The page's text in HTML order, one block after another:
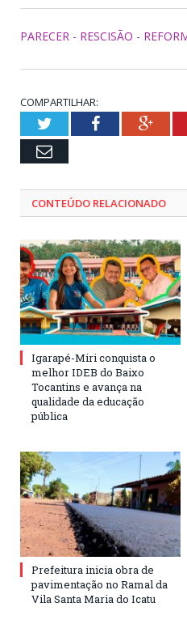
PARECER - RESCISÃO -
COMPARTILHAR:
TwitterFacebook
Email
CONTEÚDO RELACIONADO
Igarapé-Miri conquista o
melhor IDEB do Baixo
Tocantins e avança na
qualidade da educação
pública
Prefeitura inicia obra de
pavimentação no Ramal da
Vila Santa Maria do Icatu